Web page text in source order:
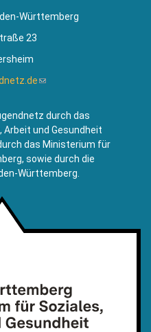
Württemberg
23
(Link
Mail)
durch das
und Gesundheit
das Ministerium für
sowie durch die
Württemberg.